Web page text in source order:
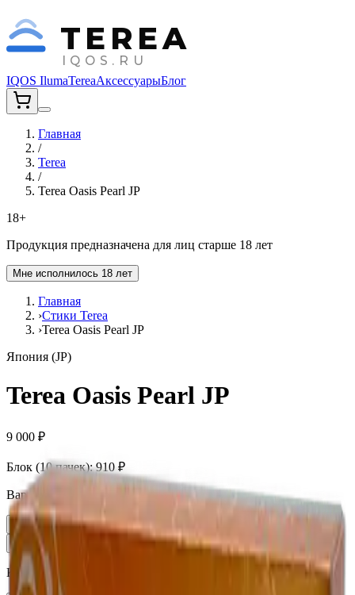
TEREA
IQOS.RU
IQOS IlumaTereaАксессуарыБлог
Главная
/
Terea
/
Terea Oasis Pearl JP
18+
Продукция предназначена для лиц старше 18 лет
Мне исполнилось 18 лет
Главная
›Стики Terea
›Terea Oasis Pearl JP
Япония (JP)
Terea Oasis Pearl JP
9 000 ₽
Блок (10 пачек): 910 ₽
Вариант
Пачка 910 ₽
Блок × 10
Количество